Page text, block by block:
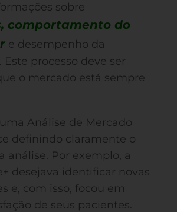
sobre
comportamento do
e desempenho da
Este processo deve ser
o mercado está sempre
Análise de Mercado
definindo claramente o
análise. Por exemplo, a
desejava identificar novas
e, com isso, focou em
de seus pacientes.